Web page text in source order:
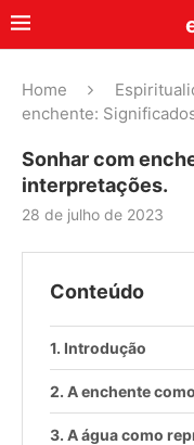
Home
enchente:
Sonhar com
interpretações.
28 de julho de 2023
Conteúdo
Introdução
A enchente
A água como